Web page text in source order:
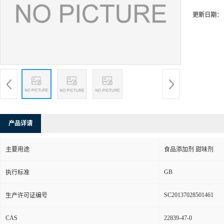
更新日期：
产品详请
主要用途 食品添加剂 甜味剂
执行标准 GB
生产许可证编号 SC20137028501461
CAS 22839-47-0